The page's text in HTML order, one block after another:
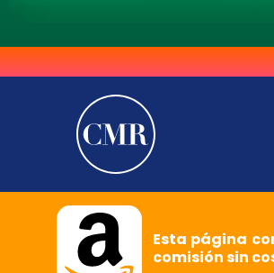
Esta página
comisión sin